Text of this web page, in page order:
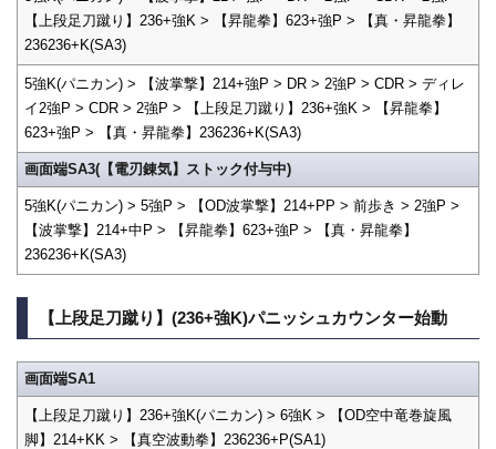
【上段足刀蹴り】236+強K > 【昇龍拳】623+強P > 【真・昇龍拳】
236236+K(SA3)
5強K(パニカン) > 【波掌撃】214+強P > DR > 2強P > CDR > ディレ
イ2強P > CDR > 2強P > 【上段足刀蹴り】236+強K > 【昇龍拳】
623+強P > 【真・昇龍拳】236236+K(SA3)
画面端SA3(【電刃錬気】ストック付与中)
5強K(パニカン) > 5強P > 【OD波掌撃】214+PP > 前歩き > 2強P >
【波掌撃】214+中P > 【昇龍拳】623+強P > 【真・昇龍拳】
236236+K(SA3)
【上段足刀蹴り】(236+強K)パニッシュカウンター始動
画面端SA1
【上段足刀蹴り】236+強K(パニカン) > 6強K > 【OD空中竜巻旋風
脚】214+KK > 【真空波動拳】236236+P(SA1)